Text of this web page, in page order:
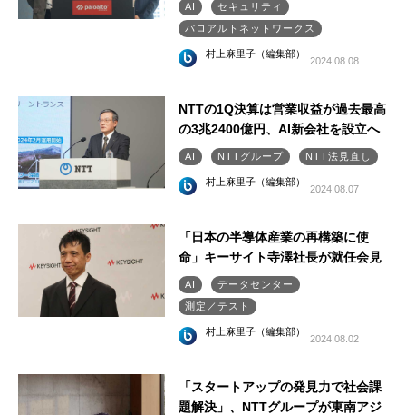
AI
セキュリティ
パロアルトネットワークス
村上麻里子（編集部）
2024.08.08
NTTの1Q決算は営業収益が過去最高
の3兆2400億円、AI新会社を設立へ
AI NTTグループ NTT法見直し
村上麻里子（編集部）
2024.08.07
「日本の半導体産業の再構築に使
命」キーサイト寺澤社長が就任会見
AI
データセンター
測定／テスト
村上麻里子（編集部）
2024.08.02
「スタートアップの発見力で社会課
題解決」、NTTグループが東南アジ